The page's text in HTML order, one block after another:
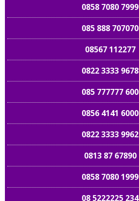
0858 7080 7999
085 888 707070
08567 112277
0822 3333 9678
085 777777 600
0856 4141 6000
0822 3333 9962
0813 87 67890
0858 7080 1999
08 5222225 234